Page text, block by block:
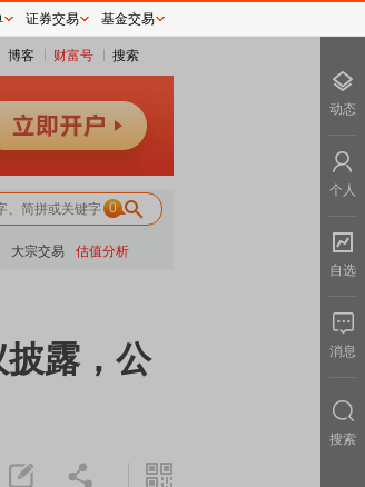
博客 财富号 搜索
0
大宗交易 估值分析
露，公
证券交易 基金交易
动态
个人
自选
消息
搜索